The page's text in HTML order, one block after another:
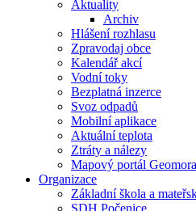
Aktuality
Archiv
Hlášení rozhlasu
Zpravodaj obce
Kalendář akcí
Vodní toky
Bezplatná inzerce
Svoz odpadů
Mobilní aplikace
Aktuální teplota
Ztráty a nálezy
Mapový portál
Organizace
Základní škola a
SDH Počenice